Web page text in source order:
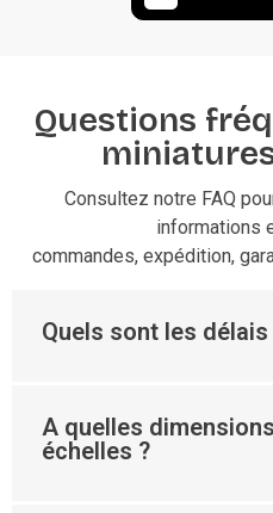
Questions
Consultez notre FAQ
informations
commandes, expédition,
Quels sont les
A quelles
échelles ?